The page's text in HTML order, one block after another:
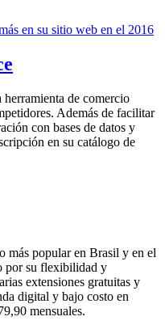
en su sitio web en el 2016
de comercio
Además de facilitar
con bases de datos y
en su catálogo de
más popular en Brasil y en el
por su flexibilidad y
extensiones gratuitas y
digital y bajo costo en
mensuales.